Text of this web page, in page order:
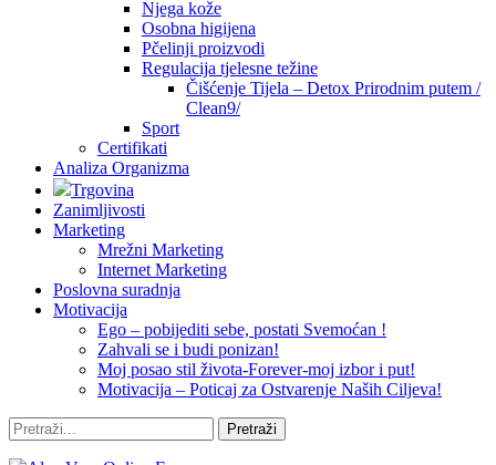
Njega kože
Osobna higijena
Pčelinji proizvodi
Regulacija tjelesne težine
Čišćenje Tijela – Detox Prirodnim putem /
Clean9/
Sport
Certifikati
Analiza Organizma
Trgovina
Zanimljivosti
Marketing
Mrežni Marketing
Internet Marketing
Poslovna suradnja
Motivacija
Ego – pobijediti sebe, postati Svemoćan !
Zahvali se i budi ponizan!
Moj posao stil života-Forever-moj izbor i put!
Motivacija – Poticaj za Ostvarenje Naših Ciljeva!